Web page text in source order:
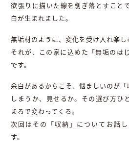
欲張りに描いた線を削ぎ落とすこと
白が生まれました。
無垢材のように、変化を受け入れ楽し
それが、この家に込めた「無垢のは
です。
余白があるからこそ、悩ましいのが「
しまうか、見せるか。その選び方ひ
まるで変わってくる。
次回はその「収納」についてお話
す。